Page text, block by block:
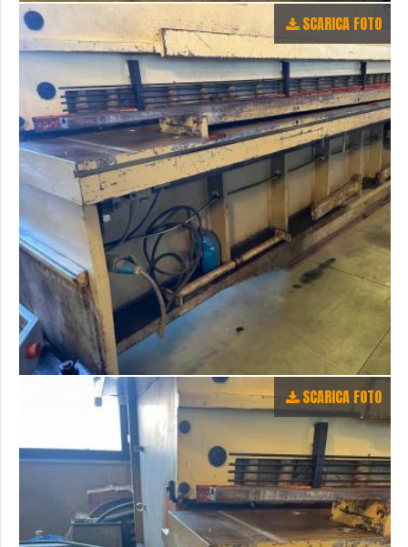
SCARICA FOTO
SCARICA FOTO